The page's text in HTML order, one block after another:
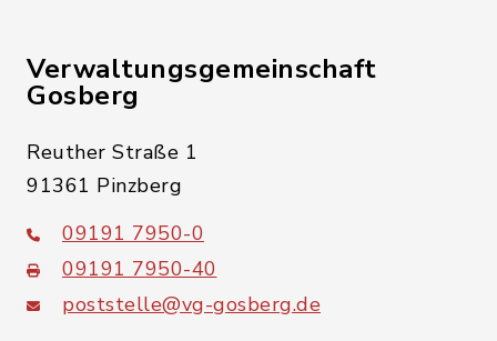
Verwaltungsgemeinschaft
Gosberg
Reuther Straße 1
91361 Pinzberg
09191 7950-0
09191 7950-40
poststelle@vg-gosberg.de